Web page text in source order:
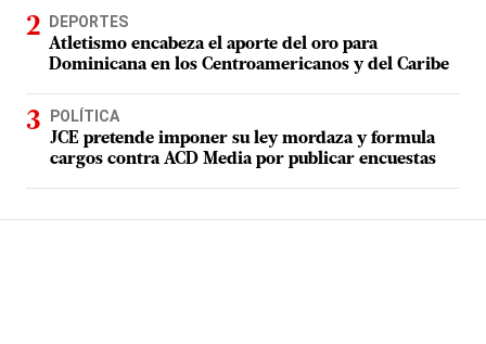
DEPORTES
Atletismo encabeza el aporte del oro para
Dominicana en los Centroamericanos y del Caribe
POLÍTICA
JCE pretende imponer su ley mordaza y formula
cargos contra ACD Media por publicar encuestas